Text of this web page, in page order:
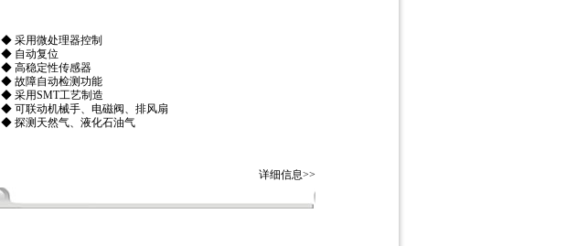
◆ 采用微处理器控制
◆ 自动复位
◆ 高稳定性传感器
◆ 故障自动检测功能
◆ 采用SMT工艺制造
◆ 可联动机械手、电磁阀、排风扇
◆ 探测天然气、液化石油气
详细信息>>